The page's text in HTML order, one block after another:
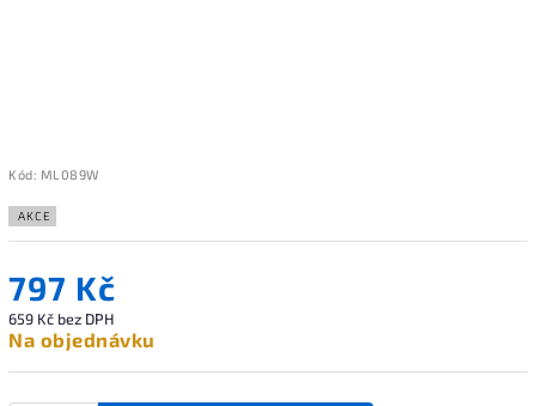
Kód: ML089W
AKCE
797 Kč
659 Kč bez DPH
Na objednávku